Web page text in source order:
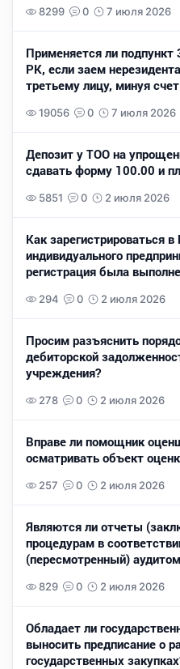
8299 0 7 июля 2026
Применяется ли
РК, если заем
третьему лицу, минуя
19056 0 7 июля 2026
Депозит у ТОО на
сдавать форму 100.00 и
5851 0 2 июля 2026
Как зарегистрироваться
индивидуального
регистрация была
294 0 2 июля 2026
Просим разъяснить
дебиторской
учреждения?
278 0 2 июля 2026
Вправе ли помощник
осматривать объект
257 0 2 июля 2026
Являются ли отчеты
процедурам в
(пересмотренный)
829 0 2 июля 2026
Обладает ли
выносить предписание о
государственных